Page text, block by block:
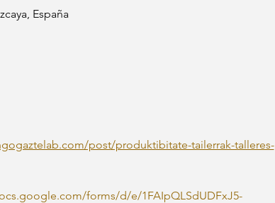
España
post/produktibitate-tailerrak-talleres-
forms/d/e/1FAIpQLSdUDFxJ5-